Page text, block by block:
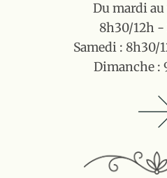
Du mardi
8h30/12h -
Samedi : 8h30/
Dimanche :